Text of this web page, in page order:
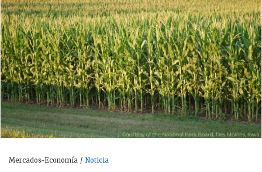
Mercados-Economía Noticia